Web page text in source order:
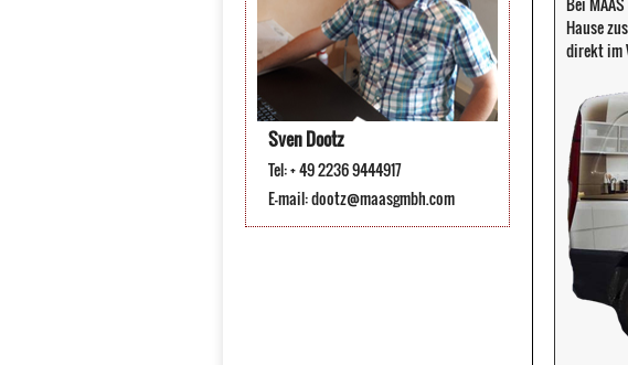
Sven Dootz
Tel: + 49 2236 9444917
E-mail:dootz@maasgmbh.com
Hause
direkt im